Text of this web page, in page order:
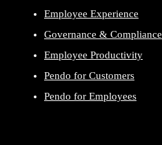
Employee Experience
Governance & Compliance
Employee Productivity
Pendo for Customers
Pendo for Employees